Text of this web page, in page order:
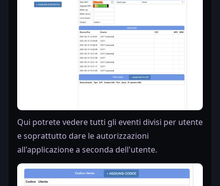
Qui potrete vedere tutti gli eventi divisi per utente
e soprattutto dare le autorizzazioni
all'applicazione a seconda dell'utente.